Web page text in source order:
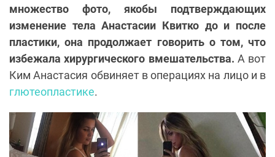
множество фото, якобы подтверждающих
изменение тела Анастасии Квитко до и после
пластики, она продолжает говорить о том, что
избежала хирургического вмешательства. А вот
Ким Анастасия обвиняет в операциях на лицо и в
глютеопластике.